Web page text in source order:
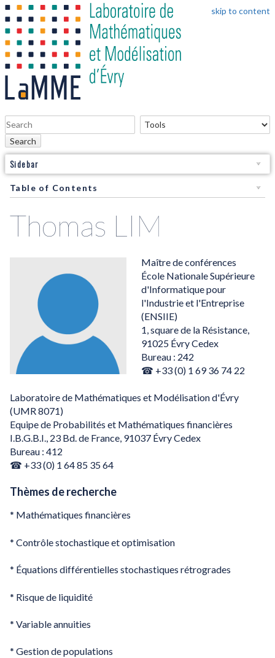
skip to content
Search
Sidebar
Table of Contents
Thomas LIM
Maître de conférences
École Nationale Supérieure
d'Informatique pour
l'Industrie et l'Entreprise
(ENSIIE)
1, square de la Résistance,
91025 Évry Cedex
Bureau : 242
☎ +33 (0) 1 69 36 74 22
Laboratoire de Mathématiques et Modélisation d'Évry
(UMR 8071)
Equipe de Probabilités et Mathématiques financières
I.B.G.B.I., 23 Bd. de France, 91037 Évry Cedex
Bureau : 412
☎ +33 (0) 1 64 85 35 64
Thèmes de recherche
* Mathématiques financières
* Contrôle stochastique et optimisation
* Équations différentielles stochastiques rétrogrades
* Risque de liquidité
* Variable annuities
* Gestion de populations